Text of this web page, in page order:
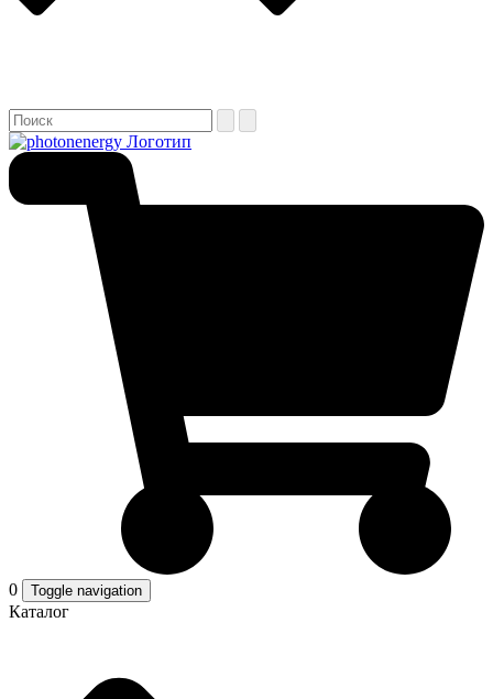
0 Toggle navigation
Каталог